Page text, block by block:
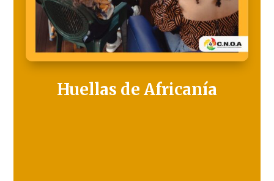
Huellas de Africanía